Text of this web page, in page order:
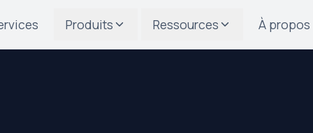
Produits Ressources À propos